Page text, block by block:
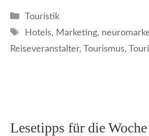
Kategorien
Touristik
Schlagwörter
Hotels, Marketing,
Reiseveranstalter, Tourismus,
Lesetipps für die